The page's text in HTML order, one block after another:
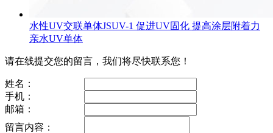
水性UV交联单体JSUV-1 促进UV固化 提高涂层附着力
亲水UV单体
请在线提交您的留言，我们将尽快联系您！
姓名：
手机：
邮箱：
留言内容：